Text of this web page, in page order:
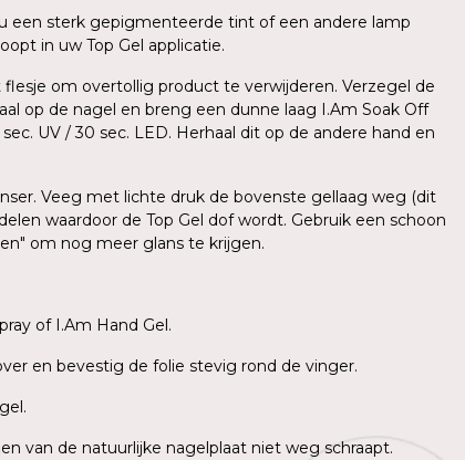
een sterk gepigmenteerde tint of een andere lamp
in uw Top Gel applicatie.
flesje om overtollig product te verwijderen. Verzegel de
op de nagel en breng een dunne laag I.Am Soak Off
UV / 30 sec. LED. Herhaal dit op de andere hand en
Veeg met lichte druk de bovenste gellaag weg (dit
waardoor de Top Gel dof wordt. Gebruik een schoon
om nog meer glans te krijgen.
of I.Am Hand Gel.
en bevestig de folie stevig rond de vinger.
van de natuurlijke nagelplaat niet weg schraapt.